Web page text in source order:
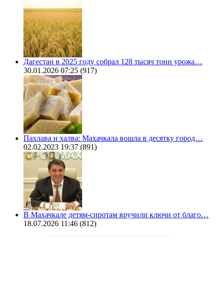
Дагестан в 2025 году собрал 128 тысяч тонн урожа…
30.01.2026 07:25 (917)
Пахлава и халва: Махачкала вошла в десятку город…
02.02.2023 19:37 (891)
В Махачкале детям-сиротам вручили ключи от благо…
18.07.2026 11:46 (812)